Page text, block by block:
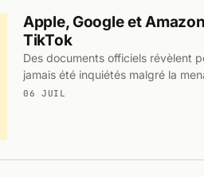
Apple, Google et
TikTok
Des documents officiels révèlent
jamais été inquiétés malgré la
06 JUIL